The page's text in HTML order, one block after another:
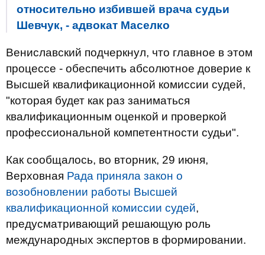
относительно избившей врача судьи
Шевчук, - адвокат Маселко
Вениславский подчеркнул, что главное в этом
процессе - обеспечить абсолютное доверие к
Высшей квалификационной комиссии судей,
"которая будет как раз заниматься
квалификационным оценкой и проверкой
профессиональной компетентности судьи".
Как сообщалось, во вторник, 29 июня,
Верховная Рада приняла закон о
возобновлении работы Высшей
квалификационной комиссии судей,
предусматривающий решающую роль
международных экспертов в формировании.